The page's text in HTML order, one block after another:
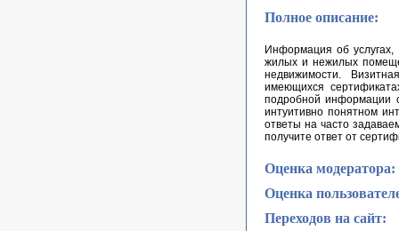
Полное описание:
Информация об
жилых и нежилых
недвижимости.
имеющихся
подробной информации
интуитивно понятном
ответы на часто
получите ответ от
Оценка модератора:
Оценка
Переходов на сайт: